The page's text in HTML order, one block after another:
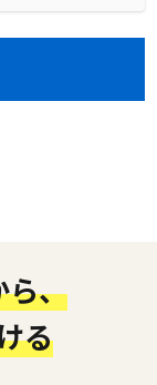
ら、
る